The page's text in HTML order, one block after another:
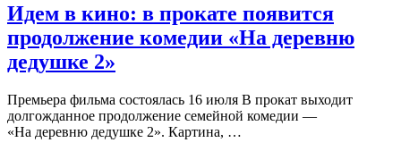
Идем в кино: в прокате появится
продолжение комедии «На деревню
дедушке 2»
Премьера фильма состоялась 16 июля В прокат выходит
долгожданное продолжение семейной комедии —
«На деревню дедушке 2». Картина, …